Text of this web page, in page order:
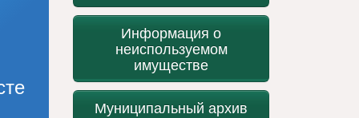
Информация о
неиспользуемом
имуществе
Муниципальный архив